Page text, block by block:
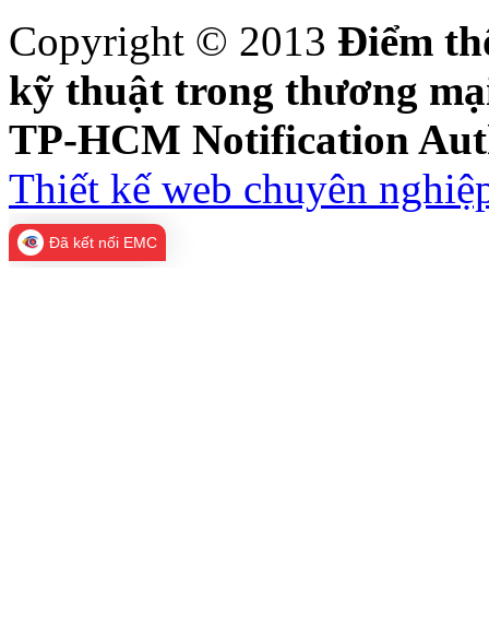
Copyright © 2013 Điểm
kỹ thuật trong thương
TP-HCM Notification
Thiết kế web chuyên
Đã kết nối EMC